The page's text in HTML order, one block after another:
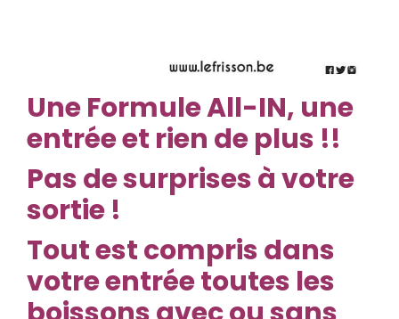
Une Formule All-IN, une
entrée et rien de plus !!
Pas de surprises à votre
sortie !
Tout est compris dans
votre entrée toutes les